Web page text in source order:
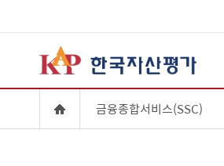
금융종합서비스(SSC)